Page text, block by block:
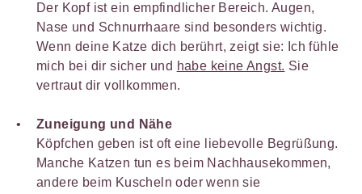
Der Kopf ist ein empfindlicher Bereich. Augen,
Nase und Schnurrhaare sind besonders wichtig.
Wenn deine Katze dich berührt, zeigt sie: Ich fühle
mich bei dir sicher und habe keine Angst. Sie
vertraut dir vollkommen.
Zuneigung und Nähe
Köpfchen geben ist oft eine liebevolle Begrüßung.
Manche Katzen tun es beim Nachhausekommen,
andere beim Kuscheln oder wenn sie